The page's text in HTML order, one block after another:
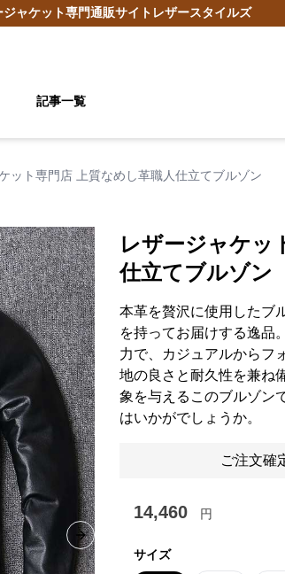
ジャケット専門通販サイト レザースタイルズ
記事一覧
ット専門店 上質なめし革職人仕立てブルゾン
Next slide
レザージャケッ
仕立てブルゾン
本革を贅沢に使用したブ
を持ってお届けする逸品
力で、カジュアルからフ
地の良さと耐久性を兼ね
象を与えるこのブルゾン
はいかがでしょうか。
ご注文確
14,460 円
サイズ